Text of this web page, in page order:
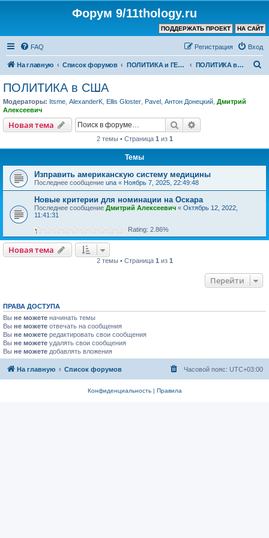
Форум 9/11thology.ru
НА САЙТ
ПОДДЕРЖАТЬ ПРОЕКТ
FAQ Вход
Регистрация
На главную Список форумов ПОЛИТИКА и ГЕОПОЛИТИКА ПОЛИТИКА в США
ПОЛИТИКА в США
Модераторы: Itsme AlexanderK Ellis Gloster Pavel Антон Донецкий Дмитрий
Алексеевич
Новая тема Поиск
2 темы • Страница 1 из 1
Темы
Изправить американскую систему медицины
Последнее сообщение una « Ноябрь 7, 2025, 22:49:48
Новые критерии для номинации на Оскара
Последнее сообщение Дмитрий Алексеевич « Октябрь 12, 2022,
11:41:31
Rating: 2.86%
Новая тема
2 темы • Страница 1 из 1
Перейти
ПРАВА ДОСТУПА
Вы не можете начинать темы
Вы не можете отвечать на сообщения
Вы не можете редактировать свои сообщения
Вы не можете удалять свои сообщения
Вы не можете добавлять вложения
На главную Список форумов Часовой пояс: UTC+03:00
Конфиденциальность| Правила